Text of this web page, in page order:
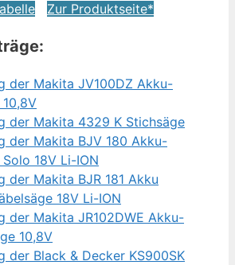
Zur Produktseite*
der Makita JV100DZ Akku-
der Makita 4329 K Stichsäge
der Makita BJV 180 Akku-
18V Li-ION
der Makita BJR 181 Akku
18V Li-ION
der Makita JR102DWE Akku-
10,8V
der Black & Decker KS900SK